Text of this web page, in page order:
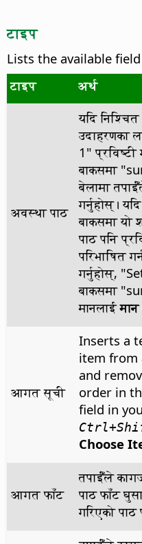
टाइप
Lists the available
टाइप
अर्थ
अवस्था पाठ
यदि निश्चित
उदाहरणका
1"
बाकसमा
बेलामा
गर्नुहोस्।
बाकसमा यो
पाठ पनि
परिभाषित
गर्नुहोस्,
बाकसमा
मानलाईमान
आगत सूची
Inserts a
item from
and
order in
field in
Ctrl
Choose
आगत फाँट
तपाईँंले
पाठ फाँट
गरिएको